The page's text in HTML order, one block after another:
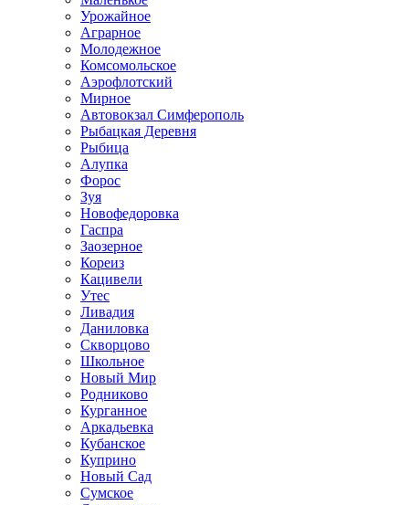
Урожайное
Аграрное
Молодежное
Комсомольское
Аэрофлотский
Мирное
Автовокзал Симферополь
Рыбацкая Деревня
Рыбица
Алупка
Форос
Зуя
Новофедоровка
Гаспра
Заозерное
Кореиз
Кацивели
Утес
Ливадия
Даниловка
Скворцово
Школьное
Новый Мир
Родниково
Курганное
Аркадьевка
Кубанское
Куприно
Новый Сад
Сумское